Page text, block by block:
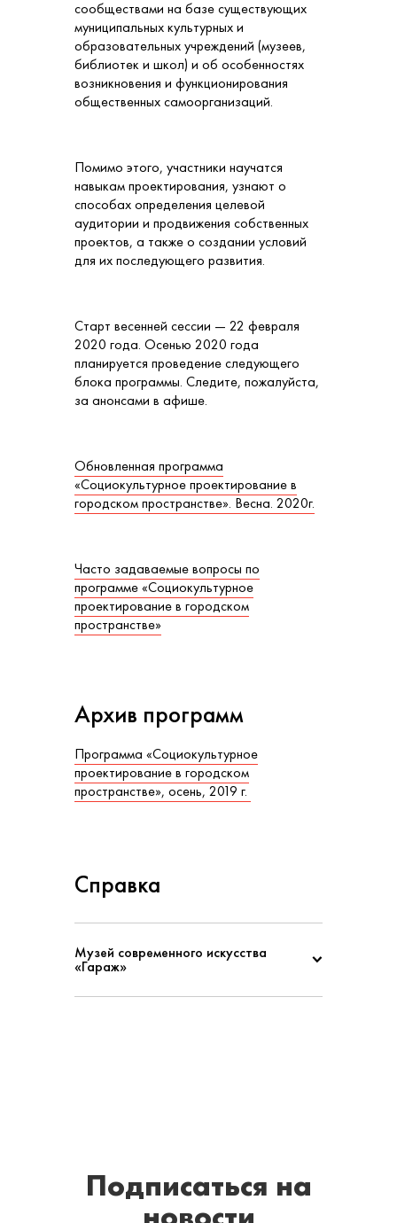
сообществами на базе существующих
муниципальных культурных и
образовательных учреждений (музеев,
библиотек и школ) и об особенностях
возникновения и функционирования
общественных самоорганизаций.
Помимо этого, участники научатся
навыкам проектирования, узнают о
способах определения целевой
аудитории и продвижения собственных
проектов, а также о создании условий
для их последующего развития.
Старт весенней сессии — 22 февраля
2020 года. Осенью 2020 года
планируется проведение следующего
блока программы. Следите, пожалуйста,
за анонсами в афише.
Обновленная программа
«Социокультурное проектирование в
городском пространстве». Весна. 2020г.
Часто задаваемые вопросы по
программе «Социокультурное
проектирование в городском
пространстве»
Архив программ
Программа «Социокультурное
проектирование в городском
пространстве», осень, 2019 г.
Справка
Музей современного искусства
«Гараж»
Подписаться на